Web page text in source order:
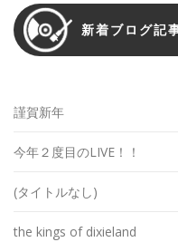
新着ブログ記
謹賀新年
今年２度目のLIVE！！
(タイトルなし)
the kings of dixieland